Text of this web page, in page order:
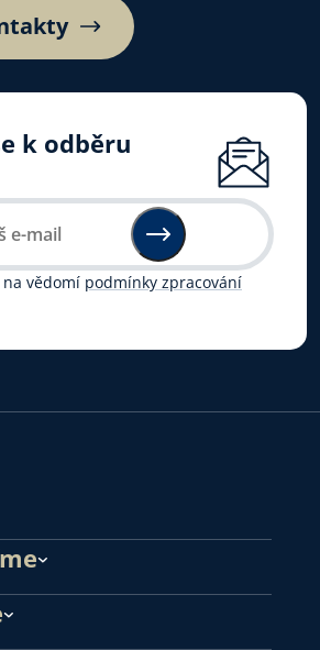
k odběru
vědomí podmínky zpracování